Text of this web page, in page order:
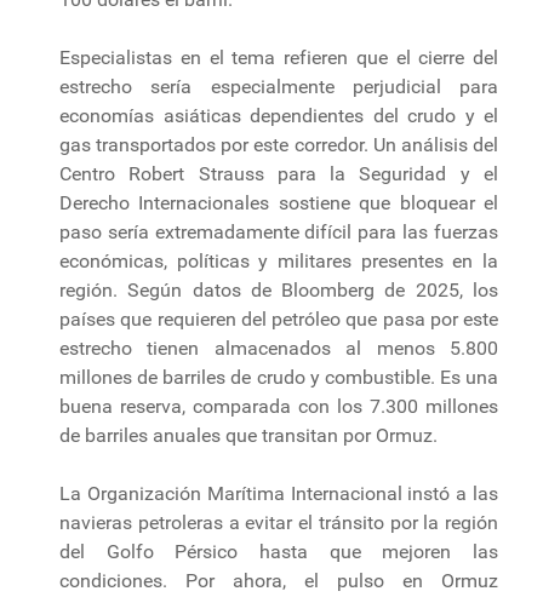
Especialistas en el tema refieren que el cierre del
estrecho sería especialmente perjudicial para
economías asiáticas dependientes del crudo y el
gas transportados por este corredor. Un análisis del
Centro Robert Strauss para la Seguridad y el
Derecho Internacionales sostiene que bloquear el
paso sería extremadamente difícil para las fuerzas
económicas, políticas y militares presentes en la
región. Según datos de Bloomberg de 2025, los
países que requieren del petróleo que pasa por este
estrecho tienen almacenados al menos 5.800
millones de barriles de crudo y combustible. Es una
buena reserva, comparada con los 7.300 millones
de barriles anuales que transitan por Ormuz.
La Organización Marítima Internacional instó a las
navieras petroleras a evitar el tránsito por la región
del Golfo Pérsico hasta que mejoren las
condiciones. Por ahora, el pulso en Ormuz